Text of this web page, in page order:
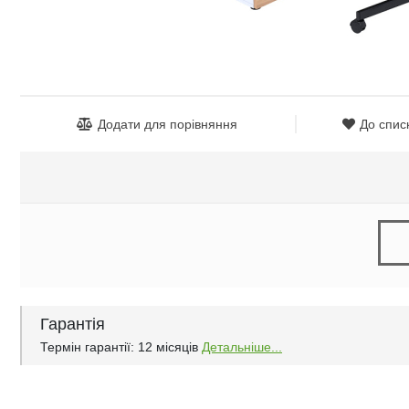
Додати для порівняння До
Гарантія
Термін гарантії: 12 місяців Детальніше...